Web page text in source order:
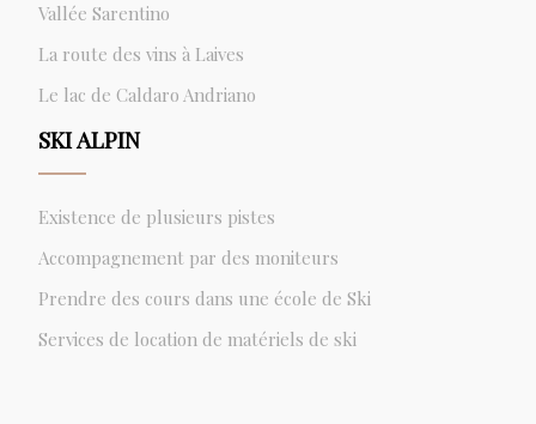
Vallée Sarentino
La route des vins à Laives
Le lac de Caldaro Andriano
SKI ALPIN
Existence de plusieurs pistes
Accompagnement par des moniteurs
Prendre des cours dans une école de Ski
Services de location de matériels de ski